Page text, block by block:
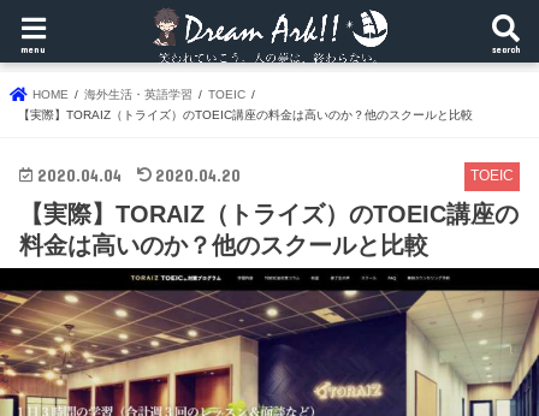
search
menu
HOME 海外生活・英語学習
TOEIC
【実際】TORAIZ（トライズ）のTOEIC講座の料金は高いのか？他のスクールと比較
TOEIC
2020.04.04 2020.04.20
【実際】TORAIZ（トライズ）のTOEIC講座の
料金は高いのか？他のスクールと比較